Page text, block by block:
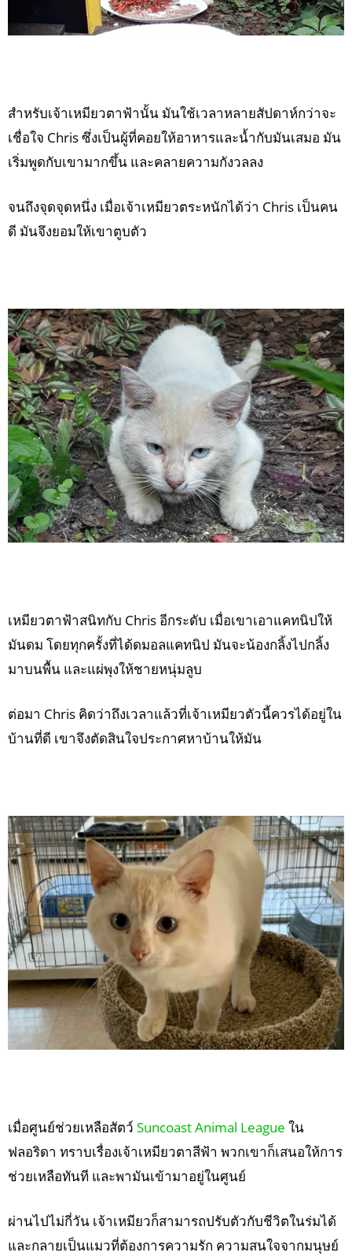
สำหรับเจ้าเหมียวตาฟ้านั้น มันใช้เวลาหลายสัปดาห์กว่าจะ
เชื่อใจ Chris ซึ่งเป็นผู้ที่คอยให้อาหารและน้ำกับมันเสมอ มัน
เริ่มพูดกับเขามากขึ้น และคลายความกังวลลง
จนถึงจุดจุดหนึ่ง เมื่อเจ้าเหมียวตระหนักได้ว่า Chris เป็นคน
ดี มันจึงยอมให้เขาตูบตัว
เหมียวตาฟ้าสนิทกับ Chris อีกระดับ เมื่อเขาเอาแคทนิปให้
มันดม โดยทุกครั้งที่ได้ดมอลแคทนิป มันจะน้องกลิ้งไปกลิ้ง
มาบนพื้น และแผ่พุงให้ชายหนุ่มลูบ
ต่อมา Chris คิดว่าถึงเวลาแล้วที่เจ้าเหมียวตัวนี้ควรได้อยู่ใน
บ้านที่ดี เขาจึงตัดสินใจประกาศหาบ้านให้มัน
เมื่อศูนย์ช่วยเหลือสัตว์Suncoast Animal League ใน
ฟลอริดา ทราบเรื่องเจ้าเหมียวตาสีฟ้า พวกเขาก็เสนอให้การ
ช่วยเหลือทันที และพามันเข้ามาอยู่ในศูนย์
ผ่านไปไม่กี่วัน เจ้าเหมียวก็สามารถปรับตัวกับชีวิตในร่มได้
และกลายเป็นแมวที่ต้องการความรัก ความสนใจจากมนุษย์